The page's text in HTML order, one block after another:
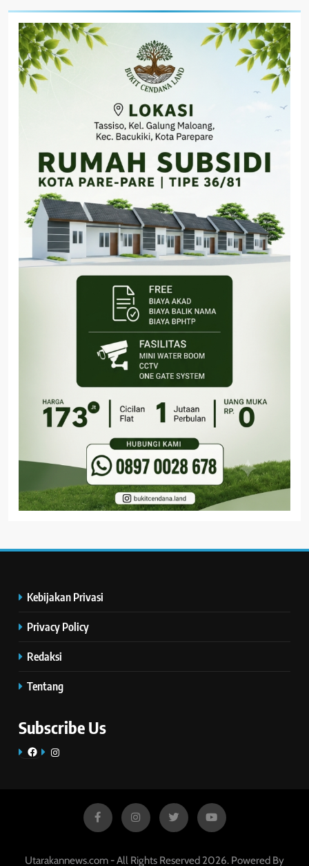
Kebijakan Privasi
Privacy Policy
Redaksi
Tentang
Subscribe Us
FacebookInstagram
Utarakannews.com - All Rights Reserved 2026. Powered By